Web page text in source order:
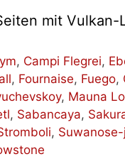
mit Vulkan-
, Campi Flegrei,
, Fournaise, Fuego,
, Mauna
, Sabancaya,
,